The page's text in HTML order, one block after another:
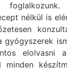
nélkül is
gyógyszerek
elolvasni
minden